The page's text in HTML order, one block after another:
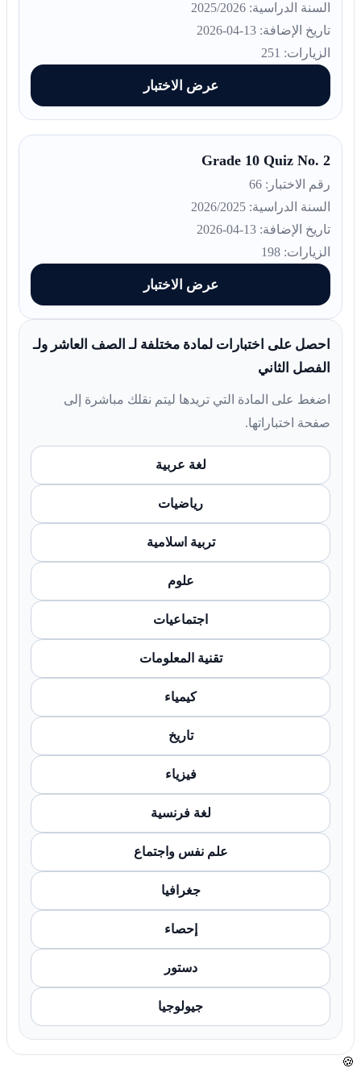
السنة الدراسية: 2025/2026
تاريخ الإضافة: 13-04-2026
الزيارات: 251
عرض الاختبار
Grade 10 Quiz No. 2
رقم الاختبار: 66
السنة الدراسية: 2026/2025
تاريخ الإضافة: 13-04-2026
الزيارات: 198
عرض الاختبار
احصل على اختبارات لمادة مختلفة لـ الصف العاشر ولـ
الفصل الثاني
اضغط على المادة التي تريدها ليتم نقلك مباشرة إلى
صفحة اختباراتها.
لغة عربية
رياضيات
تربية اسلامية
علوم
اجتماعيات
تقنية المعلومات
كيمياء
تاريخ
فيزياء
لغة فرنسية
علم نفس واجتماع
جغرافيا
إحصاء
دستور
جيولوجيا
🍪